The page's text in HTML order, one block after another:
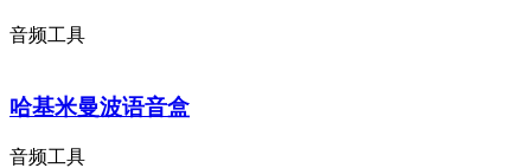
音频工具
哈基米曼波语音盒
音频工具